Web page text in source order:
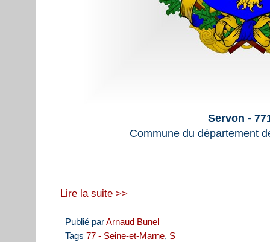
Servon -
Commune du département
Lire la suite >>
Publié parArnaud Bunel
Tags 77 - Seine-et-Marne, S